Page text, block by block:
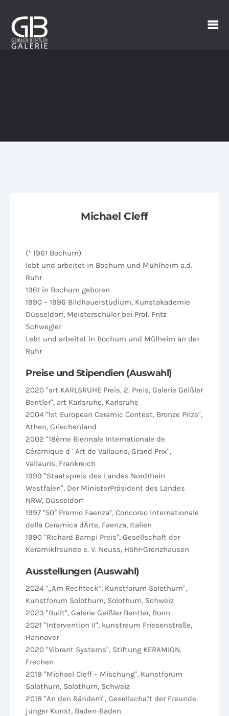
Michael Cleff
(* 1961 Bochum)
lebt und arbeitet in Bochum und Mühlheim a.d.
Ruhr
1961 in Bochum geboren
1990 – 1996 Bildhauerstudium, Kunstakademie
Düsseldorf, Meisterschüler bei Prof. Fritz
Schwegler
Lebt und arbeitet in Bochum und Mülheim an der
Ruhr
Preise und Stipendien (Auswahl)
2020 "art KARLSRUHE Preis, 2. Preis, Galerie Geißler
Bentler", art Karlsruhe, Karlsruhe
2004 "1st European Ceramic Contest, Bronze Prize",
Athen, Griechenland
2002 "18ème Biennale Internationale de
Céramique d ' Art de Vallauris, Grand Prix",
Vallauris, Frankreich
1999 "Staatspreis des Landes Nordrhein
Westfalen", Der MinisterPräsident des Landes
NRW, Düsseldorf
1997 "50° Premio Faenza", Concorso Internationale
della Ceramica dÁrte, Faenza, Italien
1990 "Richard Bampi Preis", Gesellschaft der
Keramikfreunde e. V. Neuss, Höhr-Grenzhausen
Ausstellungen (Auswahl)
2024 "„Am Rechteck“, Kunstforum Solothurn",
Kunstforum Solothurn, Solothurn, Schweiz
2023 "Built", Galerie Geißler Bentler, Bonn
2021 "Intervention II", kunstraum Friesenstraße,
Hannover
2020 "Vibrant Systems", Stiftung KERAMION,
Frechen
2019 "Michael Cleff – Mischung", Kunstforum
Solothurn, Solothurn, Schweiz
2018 "An den Rändern", Gesellschaft der Freunde
junger Kunst, Baden-Baden